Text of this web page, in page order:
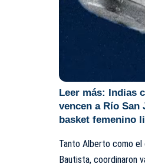
Leer más:
Indias
vencen a Río San
basket femenino
Tanto Alberto como
Bautista, coordinaron